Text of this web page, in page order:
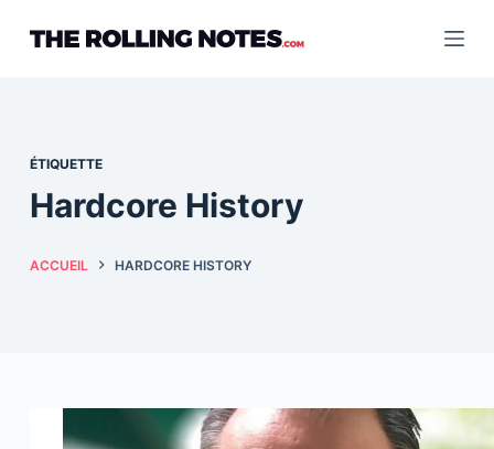
ÉTIQUETTE
Hardcore History
ACCUEIL HARDCORE HISTORY